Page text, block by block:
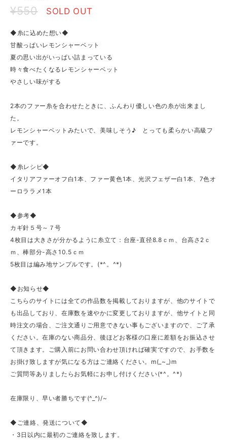
¥550 SOLD OUT
◆糸に込めた想い◆
甘酸っぱいレモンシャーベット
夏の思い出がいっぱい詰まっている
時々食べたくなるレモンシャーベット
やさしい味がする
2本のファー糸を合わせたときに、ふんわり優しい色の糸が出来まし
た。
レモンシャーベットみたいで、美味しそう♪ とっても柔らかい高級フ
ァーです。
◆糸レシピ◆
イタリアファーオフ白1本、ファー黄色1本、光沢フェザー白1本、7色オ
ーロララメ1本
◆参考◆
カギ針５号～７号
4枚目は大きさが分かるように糸立て：台座-直径8.8ｃｍ、台高さ2ｃ
ｍ、棒部分-高さ10.5ｃｍ
5枚目は編み地サンプルです。(*^。^*)
◆お知らせ◆
こちらのサイトには全ての作品数を掲載しておりますが、他のサイトで
も出品しており、在庫数を速やかに変更しておりますが、他サイトと同
時注文の場合、ご注文通りご用意できない事もございますので、ご了承
ください。在庫のない商品分、後ほどお客様の口座に差額をお振込させ
て頂きます。ご購入前にお問い合わせ頂ければ確実ですので、お手数を
お掛け致しますが気になる方はご連絡ください。m(_~_)m
ご質問等ありましたらお気軽にお申し付けください(*^。^*)
在庫限り、早い者勝ちです(^_^)/~
◆ご連絡、発送について◆
・3日以内に最初のご連絡を致します。